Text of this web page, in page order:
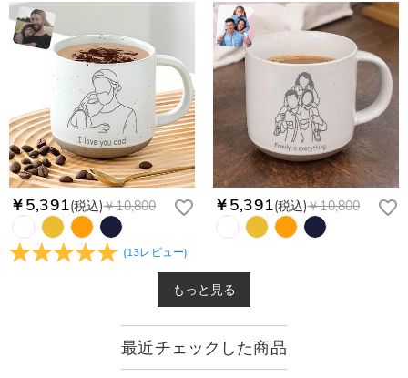
￥5,391(税込)￥10,800
(13レビュー)
￥5,391(税込)￥10,800
もっと見る
最近チェックした商品